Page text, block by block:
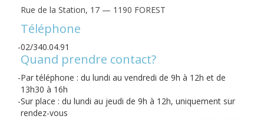
Rue de la Station, 17 — 1190 FOREST
Téléphone
02/340.04.91
Quand prendre contact?
Par téléphone : du lundi au vendredi de 9h à 12h et de
13h30 à 16h
Sur place : du lundi au jeudi de 9h à 12h, uniquement sur
rendez-vous